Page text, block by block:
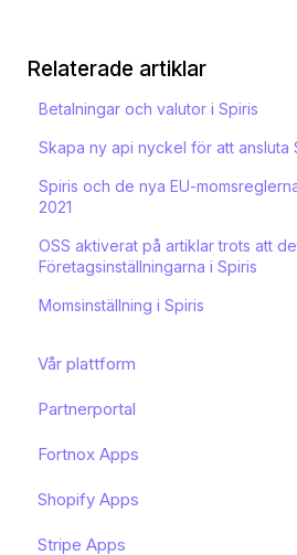
Relaterade artiklar
Betalningar och valutor i Spiris
Skapa ny api nyckel för att ansluta
Spiris och de nya EU-
2021
OSS aktiverat på artiklar trots att
Företagsinställningarna i Spiris
Momsinställning i Spiris
Vår plattform
Kom igång
Funktioner och användning
Bokföring och moms
Mitt konto
Partnerportal
Dashboard
Onboarding av slutkund
Avancerat
Fortnox Apps
Kom igång - Fortnox
Bokföring av Shopify - Fortnox
Shopify Apps
Kom igång - Shopify Apps
Stripe Apps